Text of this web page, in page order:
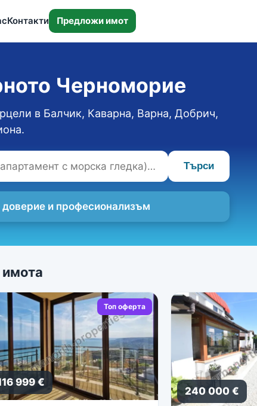
Контакти Предложи имот
Черноморие
в Балчик, Каварна, Варна, Добрич,
Търси
доверие и професионализъм
Топ оферта
999 €
240 000 €